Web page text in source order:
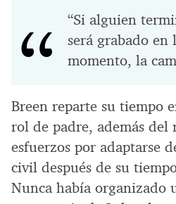
“Si alguien
será grabado en
momento, la
Breen reparte su tiempo
rol de padre, además del
esfuerzos por adaptarse
civil después de su
Nunca había organizado